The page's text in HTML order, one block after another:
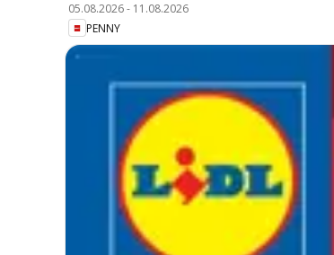
05.08.2026- 11.08.2026
PENNY